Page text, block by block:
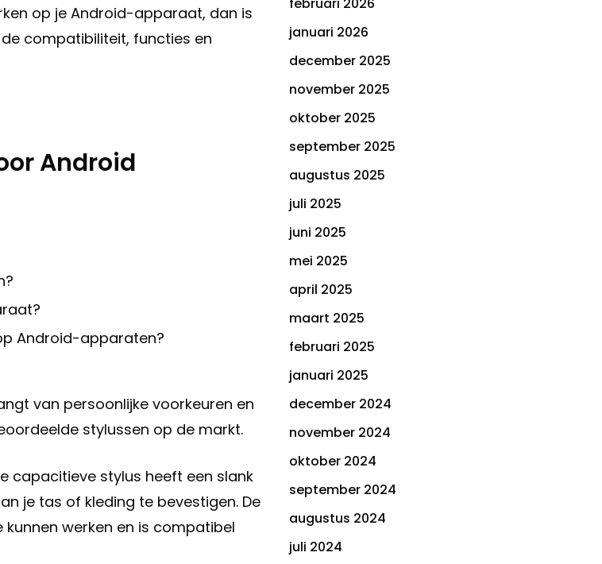
op je Android-apparaat, dan is
compatibiliteit, functies en
Android
Android-apparaten?
van persoonlijke voorkeuren en
stylussen op de markt.
capacitieve stylus heeft een slank
je tas of kleding te bevestigen. De
werken en is compatibel
januari 2026
december 2025
november 2025
oktober 2025
september 2025
augustus 2025
juli 2025
juni 2025
mei 2025
april 2025
maart 2025
februari 2025
januari 2025
december 2024
november 2024
oktober 2024
september 2024
augustus 2024
juli 2024